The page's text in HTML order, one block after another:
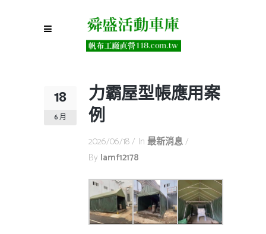
18
6 月
力霸屋型帳應用案
例
2026/06/18 In 最新消息
By Iamf12178